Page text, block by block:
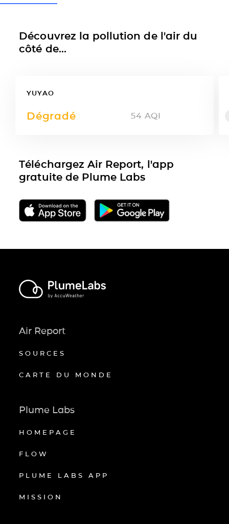
Découvrez la pollution de l'air du
côté de...
YUYAO
Dégradé 54 AQI
Téléchargez Air Report, l'app
gratuite de Plume Labs
Air Report
SOURCES
CARTE DU MONDE
Plume Labs
HOMEPAGE
FLOW
PLUME LABS APP
MISSION